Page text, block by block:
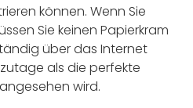
können. Wenn Sie
Sie keinen Papierkram
über das Internet
als die perfekte
wird.